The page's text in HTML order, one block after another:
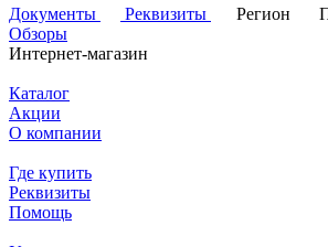
Документы
Реквизиты Регион
Обзоры
Интернет-магазин
Каталог
Акции
О компании
Где купить
Реквизиты
Помощь